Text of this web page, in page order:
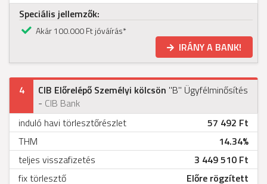
Speciális jellemzők:
Akár 100.000 Ft jóváírás*
IRÁNY A BANK!
4 CIB Előrelépő Személyi kölcsön "B" Ügyfélminősítés
- CIB Bank
57 492 Ft
induló havi törlesztőrészlet
14.34%
THM
3 449 510 Ft
teljes visszafizetés
Előre rögzített
fix törlesztő